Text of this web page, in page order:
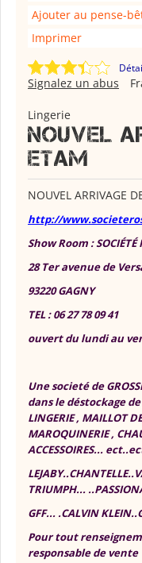
Ajouter au pense-
Imprimer
Signalez un abus
Lingerie
NOUVEL
ETAM
NOUVEL ARRIVAGE
http://
Show Room : SOCIÉTÉ
28 Ter avenue de
93220 GAGNY
TEL : 06 27 78 09 41
ouvert du lundi au
Une societé de
dans le déstockage
LINGERIE , MAILLOT
MAROQUINERIE ,
ACCESSOIRES...
TRIUMPH...
GFF... .CALVIN
Pour tout
responsable de vente